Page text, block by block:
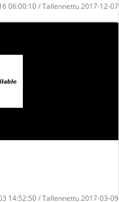
06:00:10 / Tallennettu 2017-12-07
14:52:50 / Tallennettu 2017-03-09